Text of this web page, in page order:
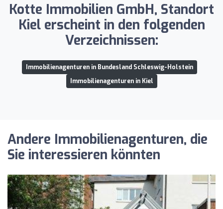
Kotte Immobilien GmbH, Standort
Kiel erscheint in den folgenden
Verzeichnissen:
Immobilienagenturen in Bundesland Schleswig-Holstein
Immobilienagenturen in Kiel
Andere Immobilienagenturen, die
Sie interessieren könnten